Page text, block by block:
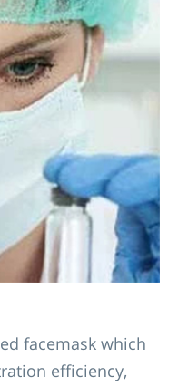
facemask which
efficiency,